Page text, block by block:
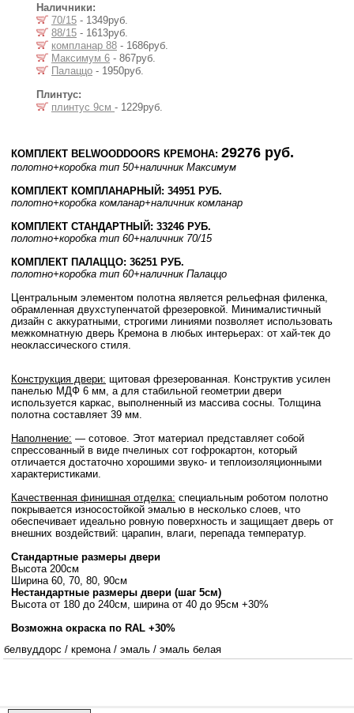
Наличники:
70/15 - 1349руб.
88/15 - 1613руб.
компланар 88 - 1686руб.
Максимум 6 - 867руб.
Палаццо - 1950руб.
Плинтус:
плинтус 9см - 1229руб.
КОМПЛЕКТ BELWOODDOORS КРЕМОНА: 29276 руб.
полотно+коробка тип 50+наличник Максимум
КОМПЛЕКТ КОМПЛАНАРНЫЙ: 34951 РУБ.
полотно+коробка комланар+наличник комланар
КОМПЛЕКТ СТАНДАРТНЫЙ: 33246 РУБ.
полотно+коробка тип 60+наличник 70/15
КОМПЛЕКТ ПАЛАЦЦО: 36251 РУБ.
полотно+коробка тип 60+наличник Палаццо
Центральным элементом полотна является рельефная филенка,
обрамленная двухступенчатой фрезеровкой. Минималистичный
дизайн с аккуратными, строгими линиями позволяет использовать
межкомнатную дверь Кремона в любых интерьерах: от хай-тек до
неоклассического стиля.
Конструкция двери: щитовая фрезерованная. Конструктив усилен
панелью МДФ 6 мм, а для стабильной геометрии двери
используется каркас, выполненный из массива сосны. Толщина
полотна составляет 39 мм.
Наполнение: — сотовое. Этот материал представляет собой
спрессованный в виде пчелиных сот гофрокартон, который
отличается достаточно хорошими звуко- и теплоизоляционными
характеристиками.
Качественная финишная отделка: специальным роботом полотно
покрывается износостойкой эмалью в несколько слоев, что
обеспечивает идеально ровную поверхность и защищает дверь от
внешних воздействий: царапин, влаги, перепада температур.
Стандартные размеры двери
Высота 200см
Ширина 60, 70, 80, 90см
Нестандартные размеры двери (шаг 5см)
Высота от 180 до 240см, ширина от 40 до 95см +30%
Возможна окраска по RAL +30%
белвуддорс / кремона/ эмаль / эмаль белая